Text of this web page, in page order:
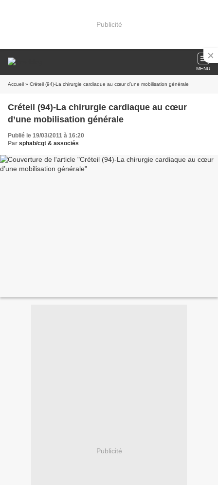
Publicité
MENU
Accueil » Créteil (94)-La chirurgie cardiaque au cœur d’une mobilisation générale
Créteil (94)-La chirurgie cardiaque au cœur
d’une mobilisation générale
Publié le 19/03/2011 à 16:20
Par sphab/cgt & associés
Publicité